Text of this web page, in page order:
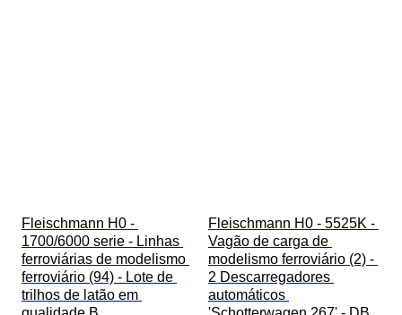
Fleischmann H0 -
1700/6000 serie - Linhas
ferroviárias de modelismo
ferroviário (94) - Lote de
trilhos de latão em
Fleischmann H0 - 5525K -
Vagão de carga de
modelismo ferroviário (2) -
2 Descarregadores
automáticos